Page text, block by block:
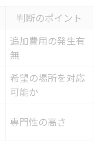
判断のポイント
追加費用の発生有
無
希望の場所を対応
可能か
専門性の高さ